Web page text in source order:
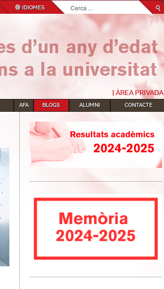
IDIOMES
Cerca
...
[ ÀREA
AFA BLOGS ALUMNI CONTACTE